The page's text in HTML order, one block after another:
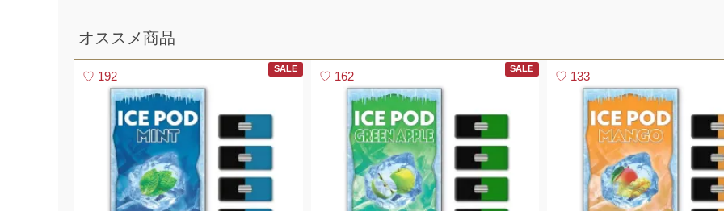
使い捨て電子タバコ7DAZE EGGE(エギー)入荷いたしました!!
ICEBERG Dispo 2(アイスバーグ ディスポ 2)入荷いたしました!!
2026,05,13
KIWI本体と純正カートリッジを入荷いたしました!!
2026,05,06
JUUL対応型ブランド altpods / ICEPODを入荷いたしました!!
2026,05,01
5月 - フレーバーランキング
オススメ商品
192 SALE 162 SALE 133